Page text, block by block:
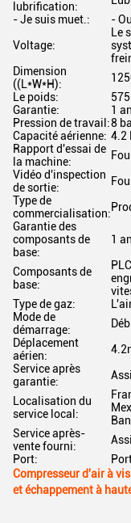
lubrification:
- Je suis muet.:
-
Voltage:
Le
Dimension
((L*W*H):
Le poids:
Garantie:
1
Pression de travail:8
Capacité aérienne: 4.2
Rapport d'essai de
la machine:
Vidéo d'inspection
de sortie:
Type de
commercialisation:
Garantie des
composants de
base:
1
Composants de
base:
Type de gaz:
Mode de
démarrage:
Déplacement
aérien:
Service après
garantie:
Localisation du
service local:
Service après-
vente fourni:
Port:
Compresseur d'air à
et échappement à